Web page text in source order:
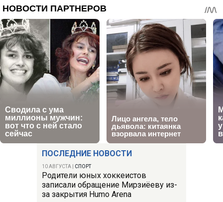
ПОСЛЕДНИЕ НОВОСТИ
10 АВГУСТА СПОРТ
Родители юных хоккеистов
записали обращение Мирзиёеву из-
за закрытия Humo Arena